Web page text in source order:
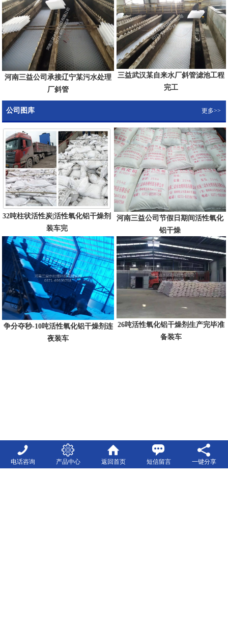
河南三益公司承接辽宁某污水处理
厂斜管
三益武汉某自来水厂斜管滤池工程
完工
公司图库 更多>>
32吨柱状活性炭|活性氧化铝干燥剂
装车完
河南三益公司节假日期间活性氧化
铝干燥
争分夺秒-10吨活性氧化铝干燥剂连
夜装车
26吨活性氧化铝干燥剂生产完毕准
备装车
电话咨询 产品中心 返回首页 短信留言 一键分享